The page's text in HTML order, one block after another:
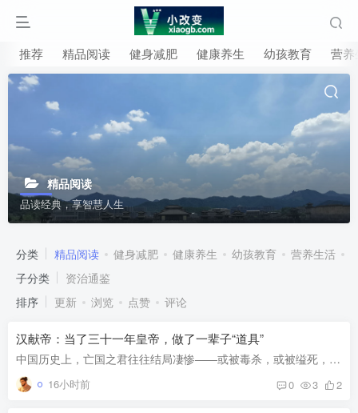
推荐 精品阅读 健身减肥 健康养生 幼孩教育 营养
精品阅读
品读经典，享智慧人生
分类 精品阅读 健身减肥 健康养生 幼孩教育 营养生活
子分类
资治通鉴
排序
更新 浏览 点赞 评论
汉献帝：当了三十一年皇帝，做了一辈子“道具”
中国历史上，亡国之君往往结局凄惨——或被毒杀，或被缢死，或被迫自杀。 但有一个人例外。 他九岁登基，四十岁禅位，五十四岁寿终正寝。他当了三十一年皇帝，却一天实权都没握过；他被三拨权臣...
16小时前 0 3 2